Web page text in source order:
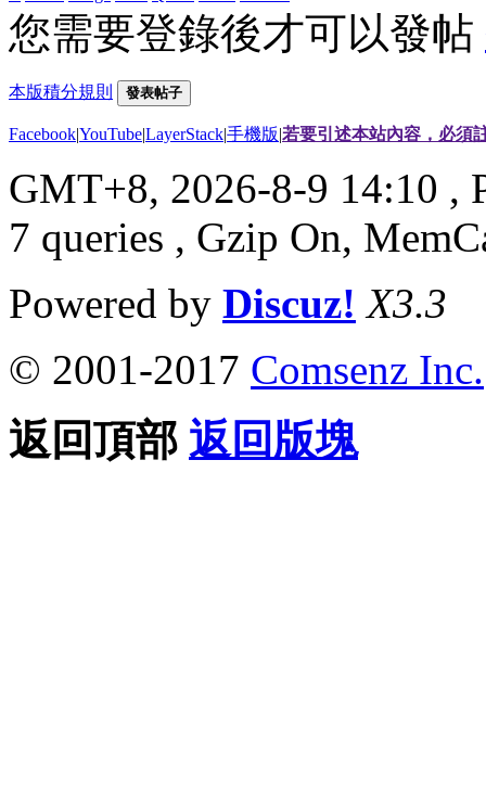
您需要登錄後才可以發帖
本版積分規則 發表帖子
Facebook|YouTube|LayerStack|手機版|若要引述本站內容，必須
GMT+8, 2026-8-9 14:10 ,
7 queries , Gzip On,
Powered by Discuz! X3.3
© 2001-2017 Comsenz Inc.
返回頂部 返回版塊